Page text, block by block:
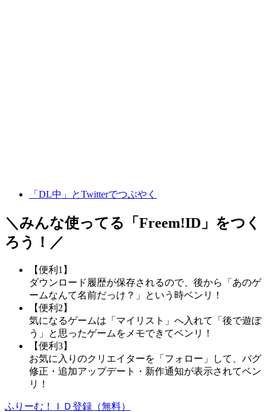
「DL中」とTwitterでつぶやく
＼みんな使ってる「 Freem!ID 」をつく
ろう！／
【便利1】
ダウンロード履歴が保存されるので、後から「あのゲ
ームなんて名前だっけ？」という時ベンリ！
【便利2】
気になるゲームは「マイリスト」へ入れて「後で遊ぼ
う」と思ったゲームをメモできてベンリ！
【便利3】
お気に入りのクリエイターを「フォロー」して、バグ
修正・追加アップデート・新作通知が表示されてベン
リ！
ふりーむ！ＩＤ登録（無料）